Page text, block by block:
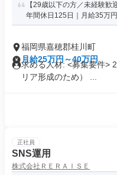
【29歳以下の方／未経験歓
年間休日125日｜月給35万
福岡県嘉穂郡桂川町
月給25万円～40万円
求める人材: <募集要件>
リア形成のため） ...
正社員
SNS運用
株式会社ＲＥＲＡＩＳＥ